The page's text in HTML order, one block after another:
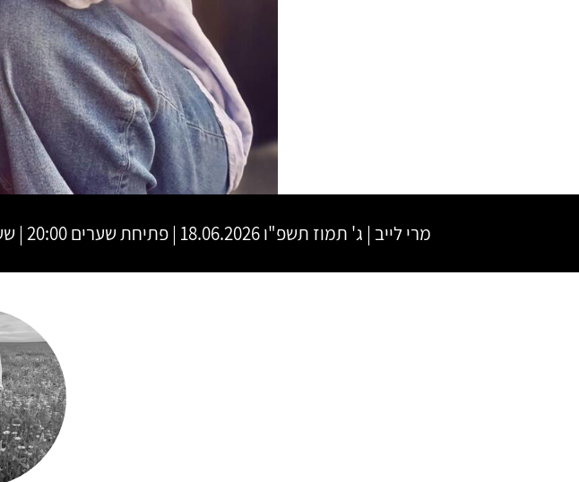
מרי לייב | ג' תמוז תשפ"ו18.06.2026 | פתיחת שערים 20:00 | שעת התחלה 21:00